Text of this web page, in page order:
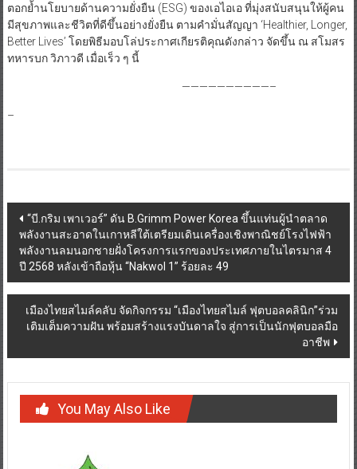
ตอกย้ำนโยบายด้านความยั่งยืน (ESG) ของเอไอเอ ที่มุ่งสนับสนุนให้ผู้คน
มีสุขภาพและชีวิตที่ดีขึ้นอย่างยั่งยืน ตามคำมั่นสัญญา ‘Healthier, Longer,
Better Lives’ โดยพิธีมอบโล่ประกาศเกียรติคุณดังกล่าว จัดขึ้น ณ สโมสร
ทหารบก วิภาวดี เมื่อเร็ว ๆ นี้
——————————–
–
Post
navigation
“บี.กริม เพาเวอร์” ดัน B.Grimm Power Korea ขึ้นแท่นผู้นำตลาด
พลังงานสะอาดในเกาหลีใต้เตรียมเดินเครื่องเชิงพาณิชย์โรงไฟฟ้า
พลังงานลมนอกชายฝั่งโครงการแรกของประเทศภายในไตรมาส 4
ปี 2568 หลังเข้าถือหุ้น “Nakwol 1” ร้อยละ 49
เมืองไทยสไมล์คลับ จัดกิจกรรม “เมืองไทยสไมล์ ฟุตบอลคลินิก”ร่วม
เติมเต็มความฝัน พร้อมสร้างแรงบันดาลใจ สู่การเป็นนักฟุตบอลมือ
อาชีพ
You May Also Like